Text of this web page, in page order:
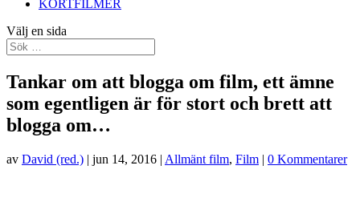
KORTFILMER
Välj en sida
Tankar om att blogga om film, ett ämne
som egentligen är för stort och brett att
blogga om…
av David (red.) | jun 14, 2016 | Allmänt film, Film | 0 Kommentarer